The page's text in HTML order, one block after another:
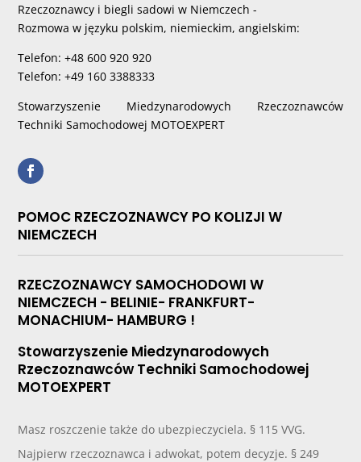
Rzeczoznawcy i biegli sadowi w Niemczech -
Rozmowa w języku polskim, niemieckim, angielskim:
Telefon: +48 600 920 920
Telefon: +49 160 3388333
Stowarzyszenie Miedzynarodowych Rzeczoznawców
Techniki Samochodowej MOTOEXPERT
POMOC RZECZOZNAWCY PO KOLIZJI W
NIEMCZECH
RZECZOZNAWCY SAMOCHODOWI W
NIEMCZECH - BELINIE- FRANKFURT-
MONACHIUM- HAMBURG !
Stowarzyszenie Miedzynarodowych
Rzeczoznawców Techniki Samochodowej
MOTOEXPERT
Masz roszczenie także do ubezpieczyciela. § 115 VVG.
Najpierw rzeczoznawca i adwokat, potem decyzje. § 249